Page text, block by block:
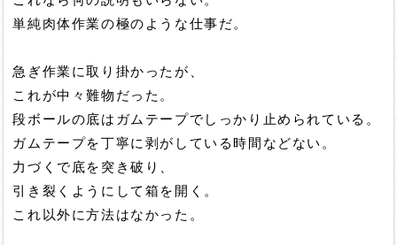
単純肉体作業の極のような仕事だ。
急ぎ作業に取り掛かったが、
これが中々難物だった。
段ボールの底はガムテープでしっかり止められている。
ガムテープを丁寧に剥がしている時間などない。
力づくで底を突き破り、
引き裂くようにして箱を開く。
これ以外に方法はなかった。